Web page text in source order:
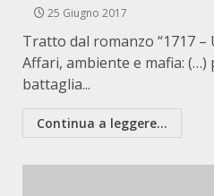
25 Giugno 2017
Tratto dal romanzo “1717 –
Affari, ambiente e mafia: (…)
battaglia...
Continua a leggere...